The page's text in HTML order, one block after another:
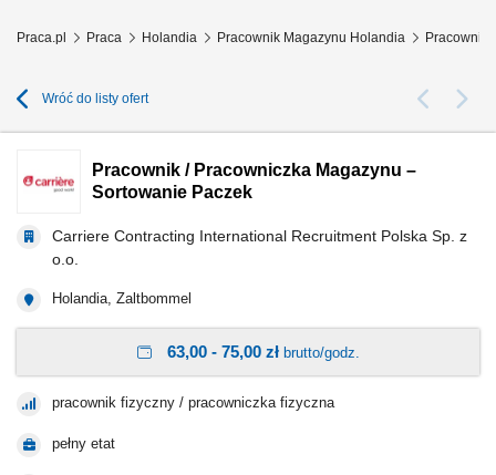
Praca.pl Praca Holandia Pracownik Magazynu Holandia Pracownik
Wróć do listy ofert
Pracownik / Pracowniczka Magazynu –
Sortowanie Paczek
Carriere Contracting International Recruitment Polska Sp. z
o.o.
Holandia, Zaltbommel
63,00 - 75,00 złbrutto/godz.
pracownik fizyczny / pracowniczka fizyczna
pełny etat